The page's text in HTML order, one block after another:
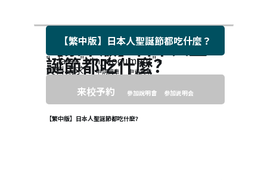
【繁中版】日本人聖誕節都吃什麼？
" class="btn_document">
資料請求申請簡章 申请简章
来校予約參加說明會 参加说明会
【繁中版】日本人聖
誕節都吃什麼？
【繁中版】日本人聖誕節都吃什麼？
【繁中版】日本人聖誕節都吃什麼？